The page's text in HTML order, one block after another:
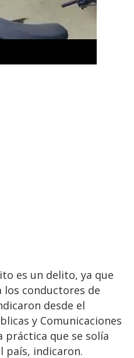
es un delito, ya que
los conductores de
desde el
y Comunicaciones
práctica que se solía
país, indicaron.